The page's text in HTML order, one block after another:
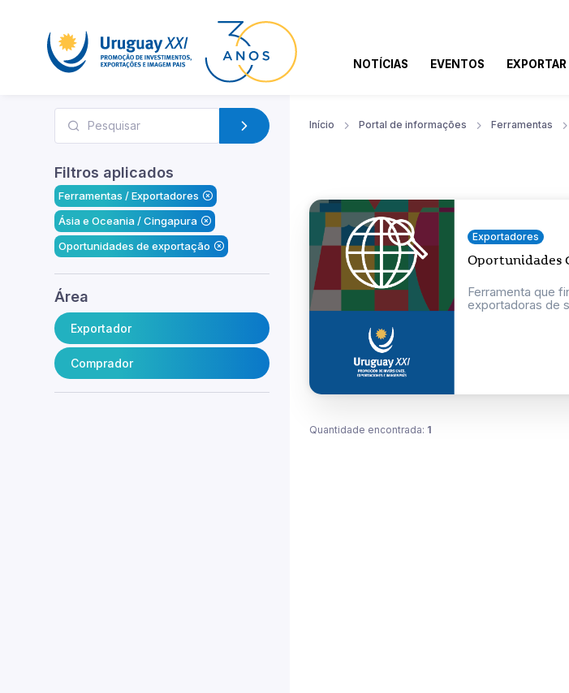
NOTÍCIAS EVENTOS EXPORTAR
Filtros aplicados
Ferramentas / Exportadores
Ásia e Oceania / Cingapura
Oportunidades de exportação
Área
Exportador
Comprador
Início Portal de informações Ferramentas
Exportadores
Oportunidades
Ferramenta que
exportadoras de
Quantidade encontrada: 1